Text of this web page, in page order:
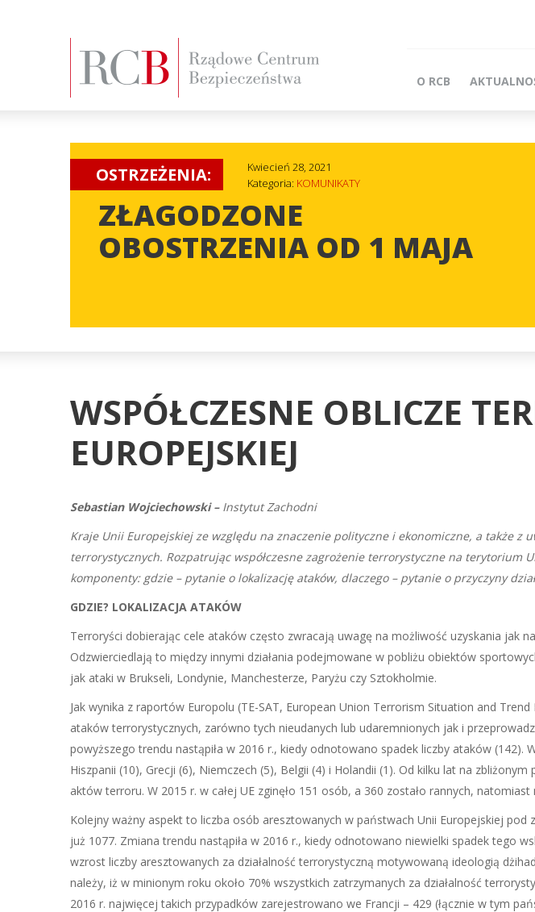
O RCB
OSTRZEŻENIA:
Kwiecień 28, 2021
Kategoria: KOMUNIKATY
ZŁAGODZONE
OBOSTRZENIA OD 1 MAJA
WSPÓŁCZESNE OBLICZE
EUROPEJSKIEJ
Sebastian Wojciechowski – Instytut Zachodni
Kraje Unii Europejskiej ze względu na znaczenie polityczne i ekonomiczne, a także
terrorystycznych. Rozpatrując współczesne zagrożenie terrorystyczne na
komponenty: gdzie – pytanie o lokalizację ataków, dlaczego – pytanie o przyczyny
GDZIE? LOKALIZACJA ATAKÓW
Terroryści dobierając cele ataków często zwracają uwagę na możliwość uzyskania jak
Odzwierciedlają to między innymi działania podejmowane w pobliżu obiektów
jak ataki w Brukseli, Londynie, Manchesterze, Paryżu czy Sztokholmie.
Jak wynika z raportów Europolu (TE-SAT, European Union Terrorism Situation and
ataków terrorystycznych, zarówno tych nieudanych lub udaremnionych jak i
powyższego trendu nastąpiła w 2016 r., kiedy odnotowano spadek liczby ataków (142).
Hiszpanii (10), Grecji (6), Niemczech (5), Belgii (4) i Holandii (1). Od kilku lat na
aktów terroru. W 2015 r. w całej UE zginęło 151 osób, a 360 zostało rannych,
Kolejny ważny aspekt to liczba osób aresztowanych w państwach Unii Europejskiej
już 1077. Zmiana trendu nastąpiła w 2016 r., kiedy odnotowano niewielki spadek tego
wzrost liczby aresztowanych za działalność terrorystyczną motywowaną ideologią
należy, iż w minionym roku około 70% wszystkich zatrzymanych za działalność
2016 r. najwięcej takich przypadków zarejestrowano we Francji – 429 (łącznie w tym